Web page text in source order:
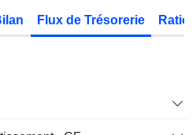
Flux de Trésorerie